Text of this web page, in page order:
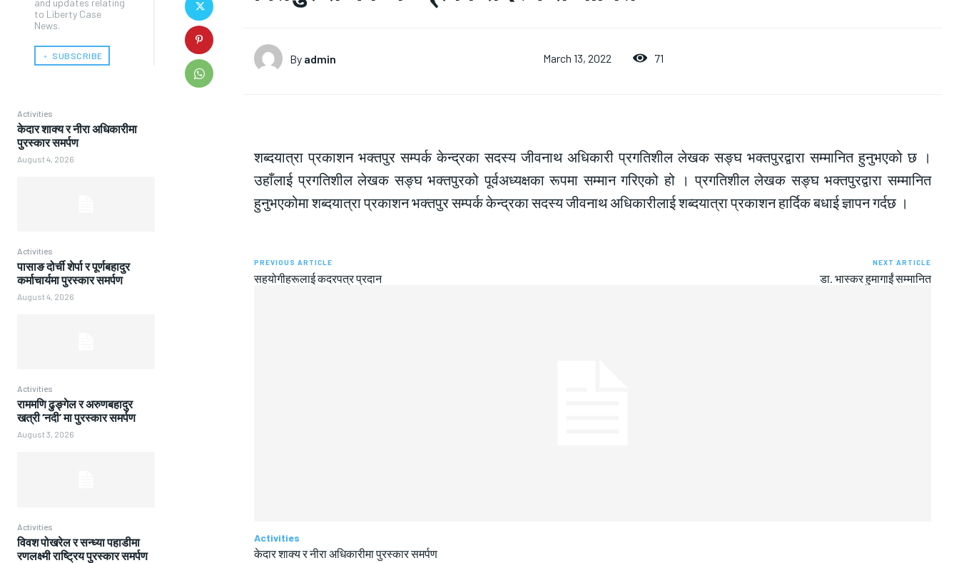
and updates relating
to Liberty Case
News.
﹢ SUBSCRIBE
Activities
केदार शाक्य र नीरा अधिकारीमा
पुरस्कार समर्पण
August 4, 2026
Activities
पासाङ दोर्ची शेर्पा र पूर्णबहादुर
कर्माचार्यमा पुरस्कार समर्पण
August 4, 2026
Activities
राममणि ढुङ्गेल र अरुणबहादुर
खत्री ‘नदी’ मा पुरस्कार समर्पण
August 3, 2026
Activities
विवश पोखरेल र सन्ध्या पहाडीमा
रणलक्ष्मी राष्ट्रिय पुरस्कार समर्पण
By admin March 13, 2022 71
शब्दयात्रा प्रकाशन भक्तपुर सम्पर्क केन्द्रका सदस्य जीवनाथ अधिकारी प्रगतिशील लेखक सङ्घ भक्तपुरद्वारा सम्मानित हुनुभएको छ ।
उहाँलाई प्रगतिशील लेखक सङ्घ भक्तपुरको पूर्वअध्यक्षका रूपमा सम्मान गरिएको हो । प्रगतिशील लेखक सङ्घ भक्तपुरद्वारा सम्मानित
हुनुभएकोमा शब्दयात्रा प्रकाशन भक्तपुर सम्पर्क केन्द्रका सदस्य जीवनाथ अधिकारीलाई शब्दयात्रा प्रकाशन हार्दिक बधाई ज्ञापन गर्दछ ।
PREVIOUS ARTICLE
सहयोगीहरूलाई कदरपत्र प्रदान
NEXT ARTICLE
डा. भास्कर हुमागाईं सम्मानित
Activities
केदार शाक्य र नीरा अधिकारीमा पुरस्कार समर्पण